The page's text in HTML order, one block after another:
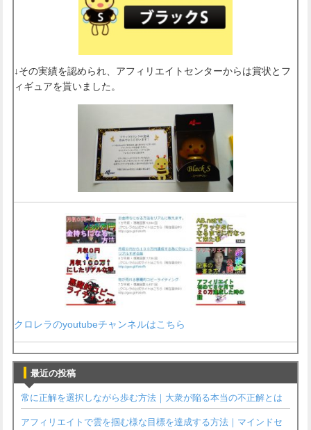
↓その実績を認められ、アフィリエイトセンターからは賞状とフ
ィギュアを貰いました。
クロレラのyoutubeチャンネルはこちら
最近の投稿
常に正解を選択しながら歩む方法｜大衆が陥る本当の不正解とは
アフィリエイトで雲を掴む様な目標を達成する方法｜マインドセ